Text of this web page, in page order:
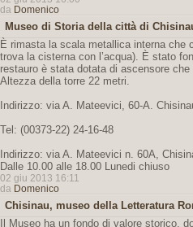
da Domenico
Museo di Storia della città di
È rimasta la scala metallica interna che
trova la cisterna con l’acqua). È stato
restauro è stata dotata di ascensore
Altezza della torre 22 metri.
Indirizzo: via A. Mateevici, 60-A.
Tel: (00373-22) 24-16-48
Indirizzo: via A. Mateevici n. 60A,
Dalle 10.00 alle 18.00 Lunedi chiuso
02 giu 2013 16:11
da Domenico
Chisinau, museo della Letteratura
Il Museo ha un fondo di valore storico,